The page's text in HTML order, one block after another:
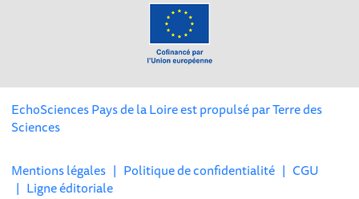
EchoSciences Pays de la Loire est propulsé parTerre des
Sciences
Mentions légales | Politique de confidentialité | CGU
| Ligne éditoriale